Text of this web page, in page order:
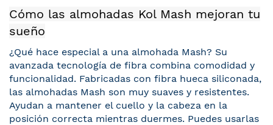
Cómo las almohadas Kol Mash mejoran tu
sueño
¿Qué hace especial a una almohada Mash? Su
avanzada tecnología de fibra combina comodidad y
funcionalidad. Fabricadas con fibra hueca siliconada,
las almohadas Mash son muy suaves y resistentes.
Ayudan a mantener el cuello y la cabeza en la
posición correcta mientras duermes. Puedes usarlas